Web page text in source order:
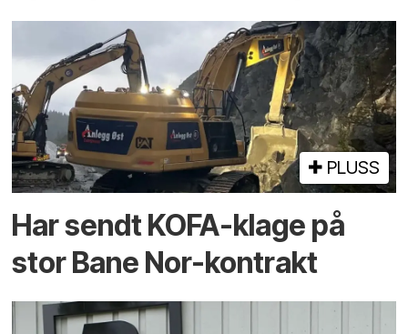
PLUSS
Har sendt KOFA-klage på
stor Bane Nor-kontrakt